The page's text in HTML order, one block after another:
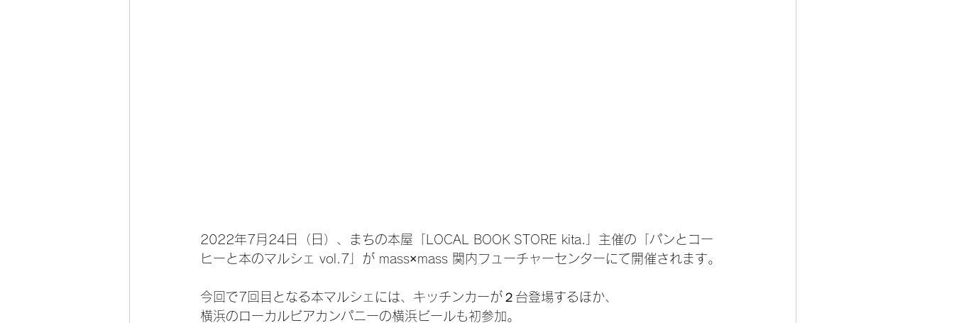
2022年7月24日（日）、まちの本屋「LOCAL BOOK STORE kita.」主催の「パンとコー
ヒーと本のマルシェ vol.7」が mass×mass 関内フューチャーセンターにて開催されます。
今回で7回目となる本マルシェには、キッチンカーが２台登場するほか、
横浜のローカルビアカンパニーの横浜ビールも初参加。